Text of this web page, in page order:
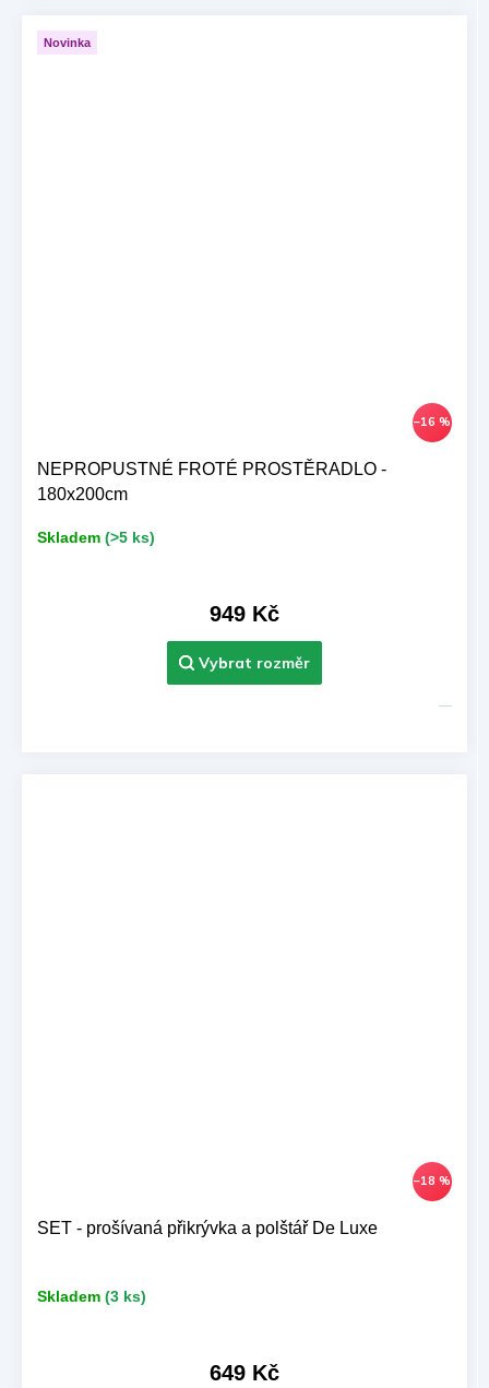
Novinka
–16 %
NEPROPUSTNÉ FROTÉ PROSTĚRADLO -
180x200cm
Skladem (>5 ks)
949 Kč
–18 %
SET - prošívaná přikrývka a polštář De Luxe
Skladem (3 ks)
649 Kč